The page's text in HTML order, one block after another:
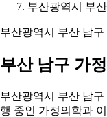
부산광역시 부
부산광역시 부산 남구
부산 남구 가
부산광역시 부산 남
행 중인 가정의학과